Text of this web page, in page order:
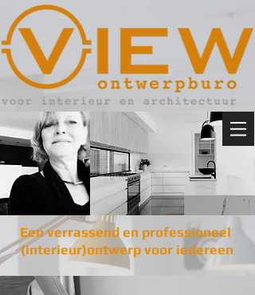
Een verrassend en professioneel
(interieur)ontwerp voor iedereen